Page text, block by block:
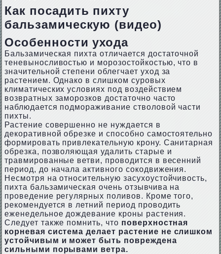
Как посадить пихту
бальзамическую (видео)
Особенности ухода
Бальзамическая пихта отличается достаточной
теневыносливостью и морозостойкостью, что в
значительной степени облегчает уход за
растением. Однако в слишком суровых
климатических условиях под воздействием
возвратных заморозков достаточно часто
наблюдается подмораживание стволовой части
пихты.
Растение совершенно не нуждается в
декоративной обрезке и способно самостоятельно
формировать привлекательную крону. Санитарная
обрезка, позволяющая удалить старые и
травмированные ветви, проводится в весенний
период, до начала активного сокодвижения.
Несмотря на относительную засухоустойчивость,
пихта бальзамическая очень отзывчива на
проведение регулярных поливов. Кроме того,
рекомендуется в летний период проводить
еженедельное дождевание кроны растения.
Следует также помнить, что поверхностная
корневая система делает растение не слишком
устойчивым и может быть повреждена
сильными порывами ветра.